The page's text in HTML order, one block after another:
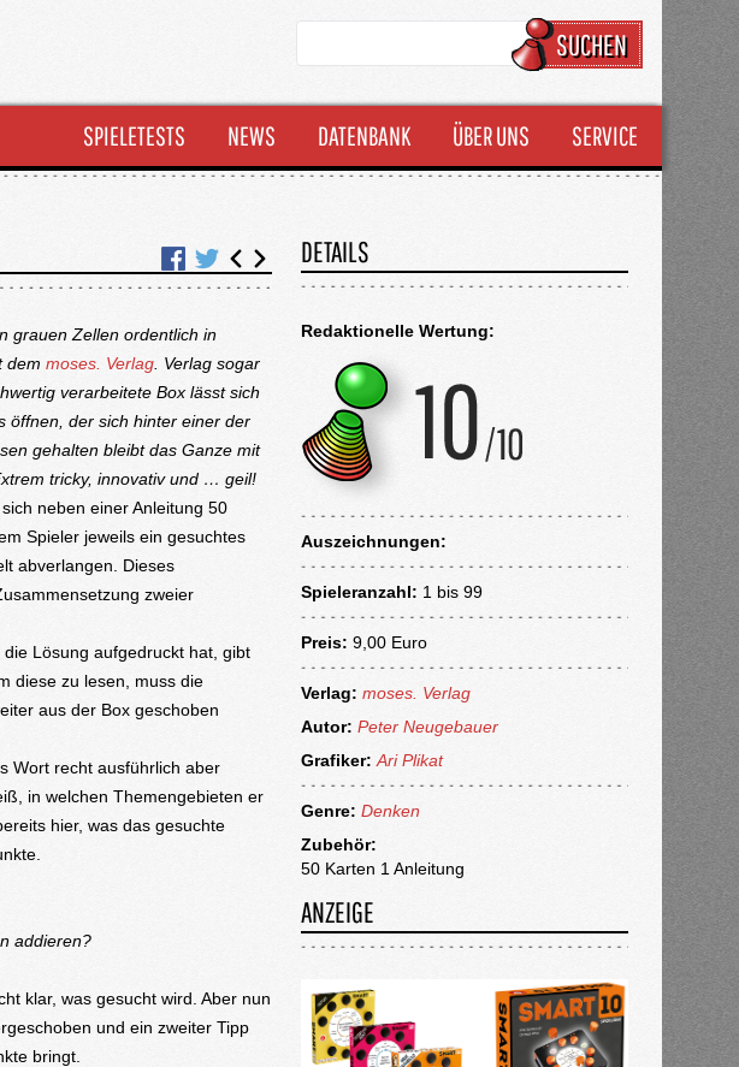
SUCHEN
SPIELETESTS NEWS DATENBANK ÜBER UNS SERVICE
grauen Zellen ordentlich in
dem moses. Verlag. Verlag sogar
verarbeitete Box lässt sich
öffnen, der sich hinter einer der
gehalten bleibt das Ganze mit
tricky, innovativ und … geil!
neben einer Anleitung 50
Spieler jeweils ein gesuchtes
abverlangen. Dieses
zweier
Lösung aufgedruckt hat, gibt
diese zu lesen, muss die
aus der Box geschoben
Wort recht ausführlich aber
in welchen Themengebieten er
hier, was das gesuchte
addieren?
klar, was gesucht wird. Aber nun
und ein zweiter Tipp
bringt.
DETAILS
Redaktionelle Wertung:
Auszeichnungen:
Spieleranzahl: 1 bis 99
Preis: 9,00 Euro
Verlag: moses. Verlag
Autor: Peter Neugebauer
Grafiker: Ari Plikat
Genre: Denken
Zubehör:
50 Karten 1 Anleitung
ANZEIGE